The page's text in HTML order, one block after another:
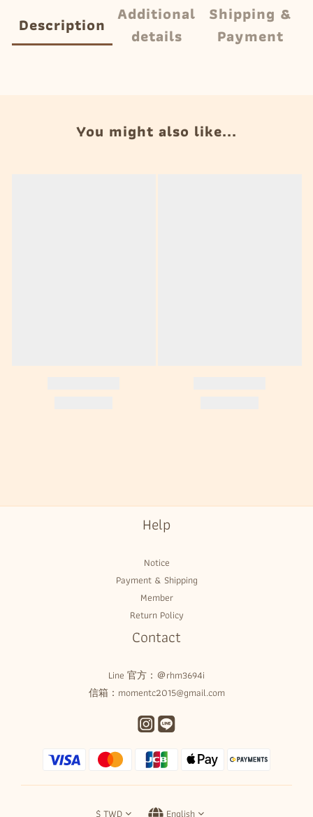
Description Additional
details
Shipping &
Payment
You might also like...
Help
Notice
Payment & Shipping
Member
Return Policy
Contact
Line 官方： ＠rhm3694i
信箱：momentc2015@gmail.com
$ TWD English